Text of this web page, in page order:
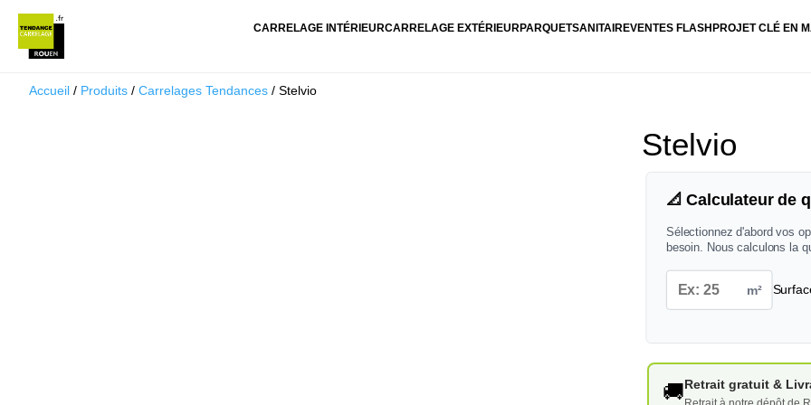
CARRELAGE INTÉRIEURCARRELAGE EXTÉRIEURPARQUETSANITAIREVENTES FLASH PROJET CLÉ EN
Accueil / Produits / Carrelages Tendances / Stelvio
Stelvio
📐 Calculateur de
Sélectionnez d'abord vos
besoin. Nous calculons la
m²
🚚Retrait gratuit &